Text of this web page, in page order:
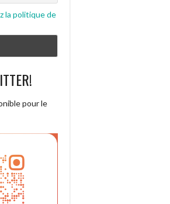
la politique de
pour le